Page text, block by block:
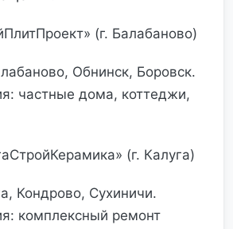
(г. Балабаново)
Обнинск, Боровск.
частные дома, коттеджи,
(г. Калуга)
Кондрово, Сухиничи.
комплексный ремонт